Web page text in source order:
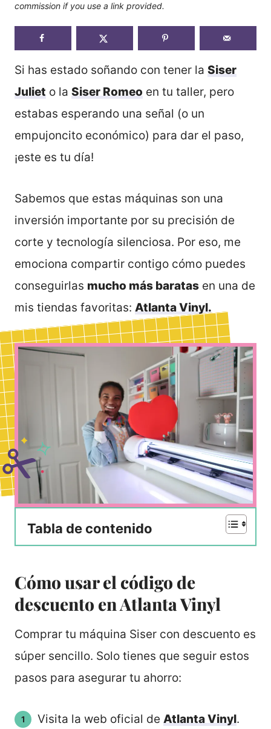
commission if you use a link provided.
Si has estado soñando con tener la Siser
Juliet o la Siser Romeo en tu taller, pero
estabas esperando una señal (o un
empujoncito económico) para dar el paso,
¡este es tu día!
Sabemos que estas máquinas son una
inversión importante por su precisión de
corte y tecnología silenciosa. Por eso, me
emociona compartir contigo cómo puedes
conseguirlas mucho más baratas en una de
mis tiendas favoritas: Atlanta Vinyl.
Tabla de contenido
Cómo usar el código de
descuento en Atlanta Vinyl
Comprar tu máquina Siser con descuento es
súper sencillo. Solo tienes que seguir estos
pasos para asegurar tu ahorro:
Visita la web oficial de Atlanta Vinyl.